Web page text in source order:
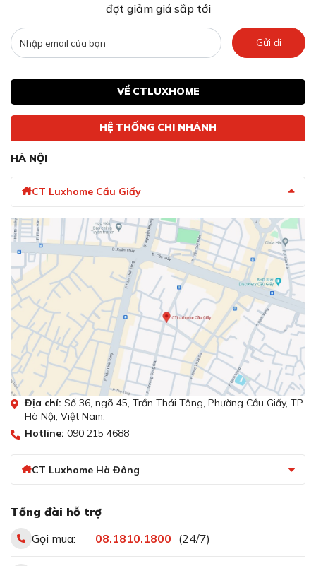
đợt giảm giá sắp tới
Gửi đi
VỀ CTLUXHOME
HỆ THỐNG CHI NHÁNH
HÀ NỘI
CT Luxhome Cầu Giấy
Địa chỉ: Số 36, ngõ 45, Trần Thái Tông, Phường Cầu Giấy, TP.
Hà Nội, Việt Nam.
Hotline: 090 215 4688
CT Luxhome Hà Đông
Tổng đài hỗ trợ
Gọi mua:
08.1810.1800 (24/7)